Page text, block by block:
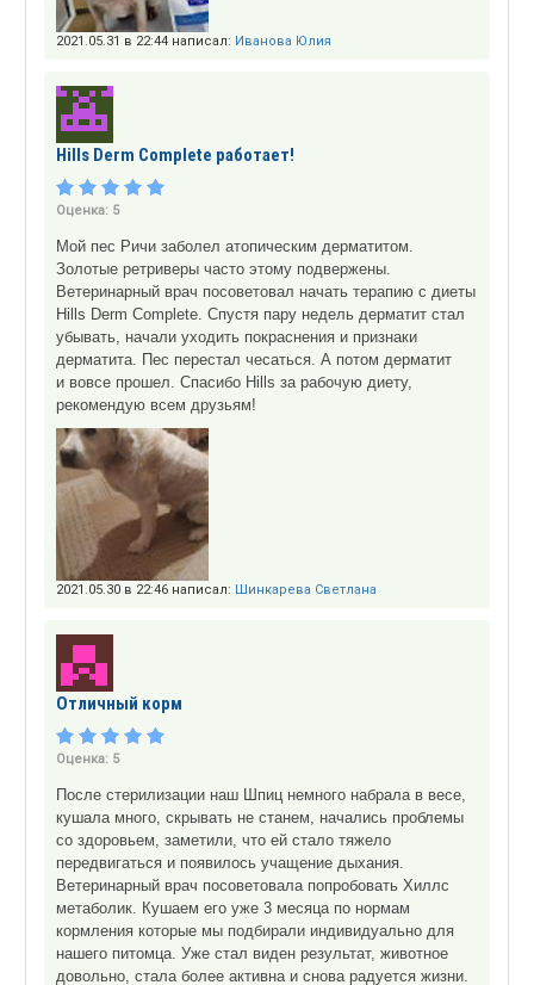
2021.05.31 в 22:44 написал: Иванова Юлия
Hills Derm Complete работает!
Оценка: 5
Мой пес Ричи заболел атопическим дерматитом.
Золотые ретриверы часто этому подвержены.
Ветеринарный врач посоветовал начать терапию с диеты
Hills Derm Complete. Спустя пару недель дерматит стал
убывать, начали уходить покраснения и признаки
дерматита. Пес перестал чесаться. А потом дерматит
и вовсе прошел. Спасибо Hills за рабочую диету,
рекомендую всем друзьям!
2021.05.30 в 22:46 написал: Шинкарева Светлана
Отличный корм
Оценка: 5
После стерилизации наш Шпиц немного набрала в весе,
кушала много, скрывать не станем, начались проблемы
со здоровьем, заметили, что ей стало тяжело
передвигаться и появилось учащение дыхания.
Ветеринарный врач посоветовала попробовать Хиллс
метаболик. Кушаем его уже 3 месяца по нормам
кормления которые мы подбирали индивидуально для
нашего питомца. Уже стал виден результат, животное
довольно, стала более активна и снова радуется жизни.